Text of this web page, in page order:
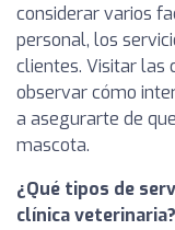
considerar varios
personal, los
clientes. Visitar las
observar cómo
a asegurarte de
mascota.
¿Qué tipos de
clínica veterinaria?